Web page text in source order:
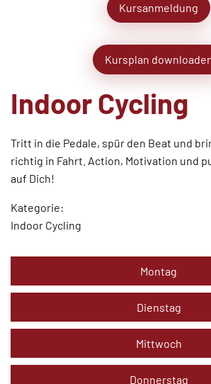
Kursanmeldung
Kursplan
Indoor Cycling
Tritt in die Pedale, spür den Beat und
richtig in Fahrt. Action, Motivation und
auf Dich!
Kategorie:
Indoor Cycling
Montag
Dienstag
Mittwoch
Donnerstag